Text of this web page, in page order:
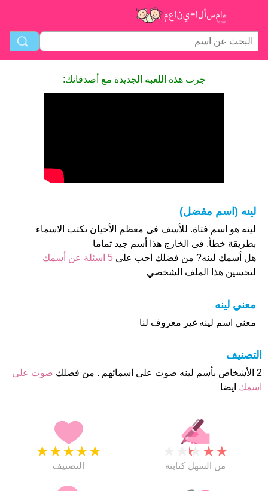
جرب هذه اللعبة الجديدة مع أصدقائك:
لينه (اسم مفضل)
لينه هو اسم فتاة. للأسف فى معظم الأحيان تكتب الاسماء
بطريقة خطأ. فى الخارج هذا أسم جيد تماما
هل أسمك لينه? من فضلك اجب على 5 اسئلة عن أسمك
لتحسين هذا الملف الشخصي
معني لينه
معني اسم لينه غير معروف لنا
التصنيف
2 الأشخاص بأسم لينه صوت على اسمائهم . من فضلك
صوت على
اسمك ايضا
★
★
★
★
★
التصنيف
★
★
★
من السهل كتابته